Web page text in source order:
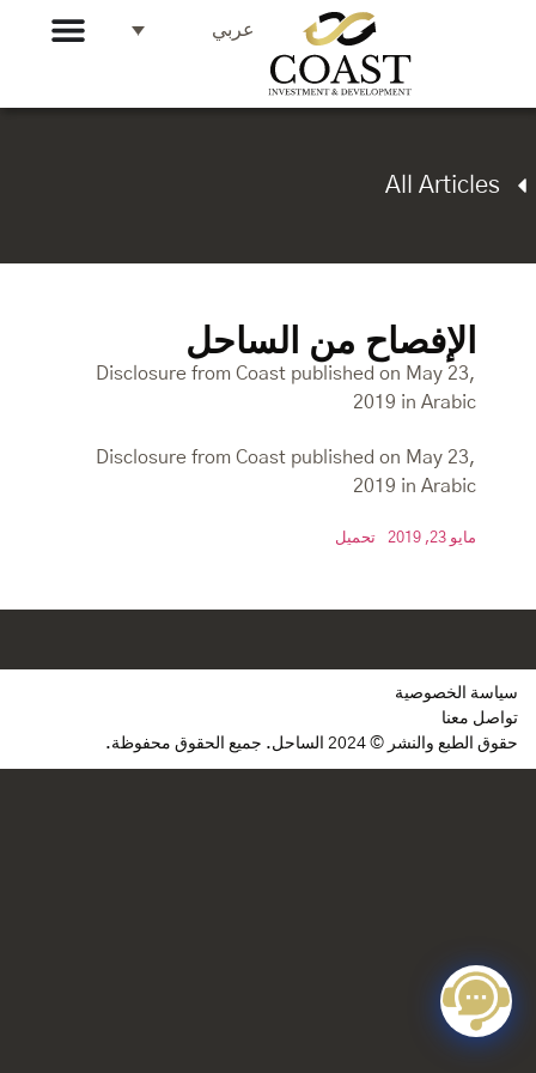
عربي
All Articles
الإفصاح من الساحل
Disclosure from Coast published on May 23,
2019 in Arabic
Disclosure from Coast published on May 23,
2019 in Arabic
مايو 23, 2019 تحميل
سياسة الخصوصية
تواصل معنا
حقوق الطبع والنشر © 2024 الساحل. جميع الحقوق محفوظة.